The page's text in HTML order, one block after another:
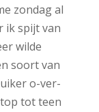
zondag al
ik spijt van
wilde
soort van
o-ver-
top tot teen